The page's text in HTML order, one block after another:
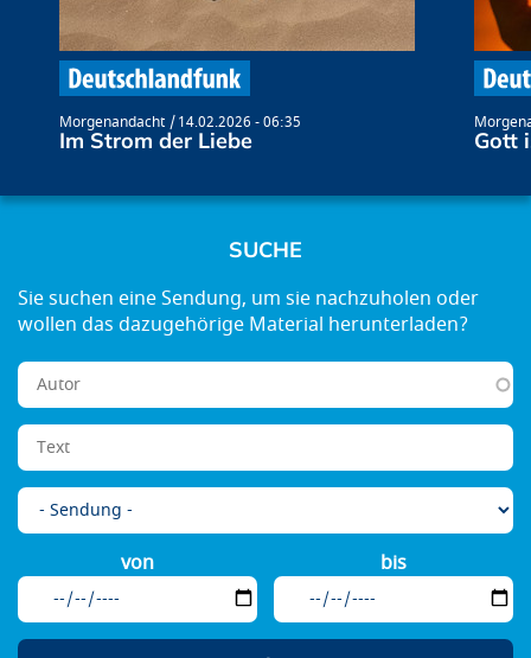
Morgenandacht 14.02.2026 - 06:35
Im Strom der Liebe Gott
SUCHE
von bis